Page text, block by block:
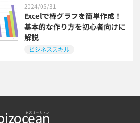
税制改正
働き方改革
2024/05/31
Excelで棒グラフを簡単作成！
基本的な作り方を初心者向けに
解説
ビジネススキル